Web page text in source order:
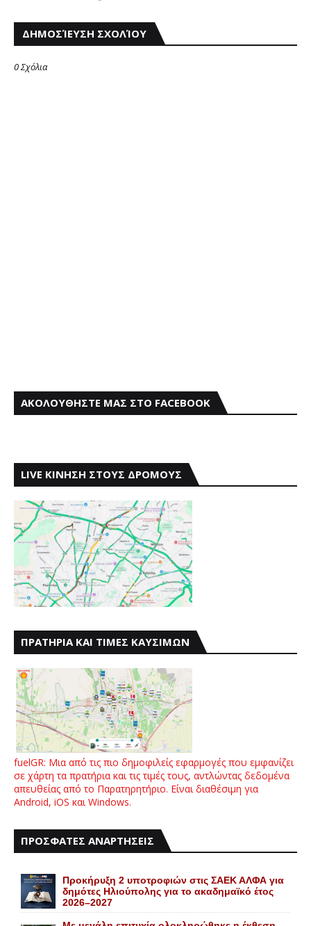
ΔΗΜΟΣΊΕΥΣΗ ΣΧΟΛΊΟΥ
0 Σχόλια
ΑΚΟΛΟΥΘΗΣΤΕ ΜΑΣ ΣΤΟ FACEBOOK
LIVE ΚΙΝΗΣΗ ΣΤΟΥΣ ΔΡΟΜΟΥΣ
ΠΡΑΤΗΡΙΑ ΚΑΙ ΤΙΜΕΣ ΚΑΥΣΙΜΩΝ
fuelGR: Μια από τις πιο δημοφιλείς εφαρμογές που εμφανίζει
σε χάρτη τα πρατήρια και τις τιμές τους, αντλώντας δεδομένα
απευθείας από το Παρατηρητήριο. Είναι διαθέσιμη για
Android, iOS και Windows.
ΠΡΟΣΦΑΤΕΣ ΑΝΑΡΤΗΣΕΙΣ
Προκήρυξη 2 υποτροφιών στις ΣΑΕΚ ΑΛΦΑ για
δημότες Ηλιούπολης για το ακαδημαϊκό έτος
2026–2027